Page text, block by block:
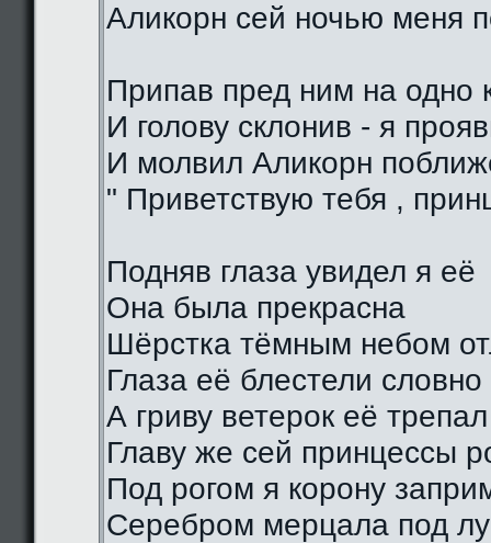
Аликорн сей ночью меня
Припав пред ним на одно
И голову склонив - я
И молвил Аликорн
" Приветствую тебя ,
Подняв глаза увидел я её
Она была прекрасна
Шёрстка тёмным небом
Глаза её блестели
А гриву ветерок её трепал
Главу же сей принцессы
Под рогом я корону
Серебром мерцала под